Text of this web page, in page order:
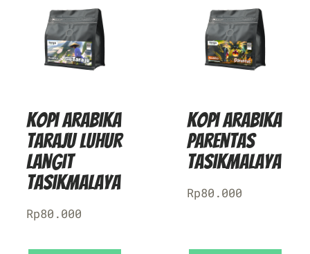
Kopi Arabika
Taraju Luhur
Langit
Tasikmalaya
Rp80.000
Kopi Arabika
Parentas
Tasikmalaya
Rp80.000